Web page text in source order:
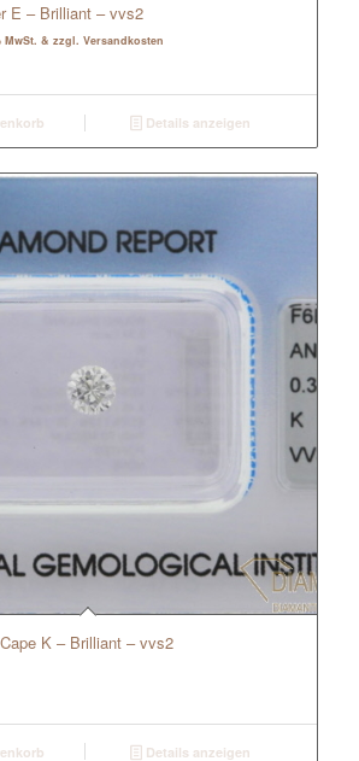
E – Brilliant – vvs2
MwSt. & zzgl. Versandkosten
Details anzeigen
K – Brilliant – vvs2
Details anzeigen